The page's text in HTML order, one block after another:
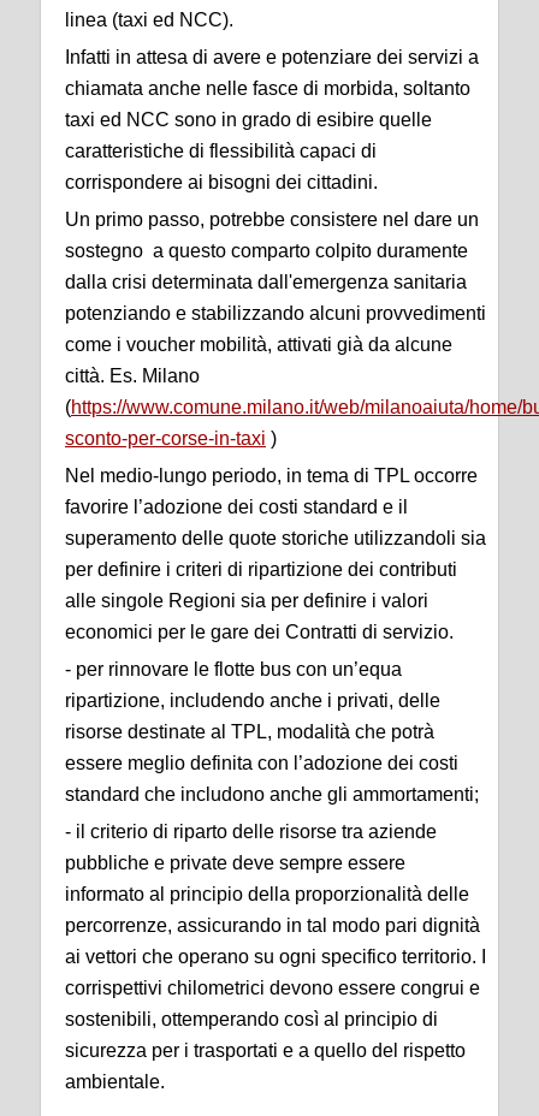
linea (taxi ed NCC).
Infatti in attesa di avere e potenziare dei servizi a
chiamata anche nelle fasce di morbida, soltanto
taxi ed NCC sono in grado di esibire quelle
caratteristiche di flessibilità capaci di
corrispondere ai bisogni dei cittadini.
Un primo passo, potrebbe consistere nel dare un
sostegno a questo comparto colpito duramente
dalla crisi determinata dall'emergenza sanitaria
potenziando e stabilizzando alcuni provvedimenti
come i voucher mobilità, attivati già da alcune
città. Es. Milano
(https://www.comune.milano.it/web/milanoaiuta/home/
sconto-per-corse-in-taxi )
Nel medio-lungo periodo, in tema di TPL occorre
favorire l’adozione dei costi standard e il
superamento delle quote storiche utilizzandoli sia
per definire i criteri di ripartizione dei contributi
alle singole Regioni sia per definire i valori
economici per le gare dei Contratti di servizio.
- per rinnovare le flotte bus con un’equa
ripartizione, includendo anche i privati, delle
risorse destinate al TPL, modalità che potrà
essere meglio definita con l’adozione dei costi
standard che includono anche gli ammortamenti;
- il criterio di riparto delle risorse tra aziende
pubbliche e private deve sempre essere
informato al principio della proporzionalità delle
percorrenze, assicurando in tal modo pari dignità
ai vettori che operano su ogni specifico territorio. I
corrispettivi chilometrici devono essere congrui e
sostenibili, ottemperando così al principio di
sicurezza per i trasportati e a quello del rispetto
ambientale.